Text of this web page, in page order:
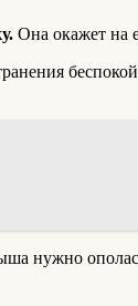
Она окажет на
нужно